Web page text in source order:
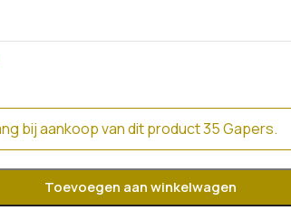
bij aankoop van dit product 35 Gapers.
Toevoegen aan winkelwagen